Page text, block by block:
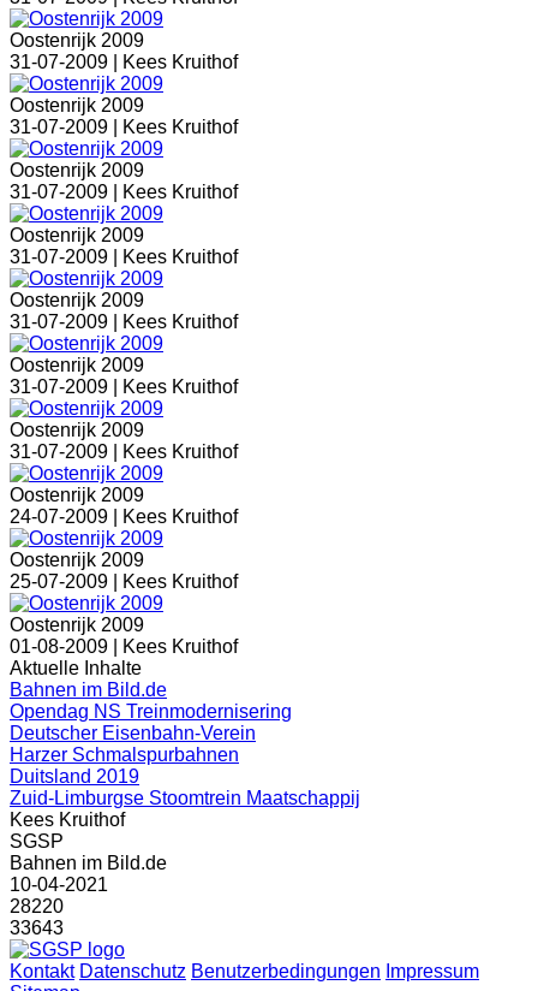
Oostenrijk 2009
31-07-2009 |
Kees Kruithof
Oostenrijk 2009
31-07-2009 |
Kees Kruithof
Oostenrijk 2009
31-07-2009 |
Kees Kruithof
Oostenrijk 2009
31-07-2009 |
Kees Kruithof
Oostenrijk 2009
31-07-2009 |
Kees Kruithof
Oostenrijk 2009
31-07-2009 |
Kees Kruithof
Oostenrijk 2009
31-07-2009 |
Kees Kruithof
Oostenrijk 2009
24-07-2009 |
Kees Kruithof
Oostenrijk 2009
25-07-2009 |
Kees Kruithof
Oostenrijk 2009
01-08-2009 |
Kees Kruithof
Aktuelle Inhalte
Bahnen im Bild.de
Opendag NS Treinmodernisering
Deutscher Eisenbahn-Verein
Harzer Schmalspurbahnen
Duitsland 2019
Zuid-Limburgse Stoomtrein Maatschappij
Kees Kruithof
SGSP
Bahnen im Bild.de
10-04-2021
28220
33643
Kontakt Datenschutz Benutzerbedingungen Impressum